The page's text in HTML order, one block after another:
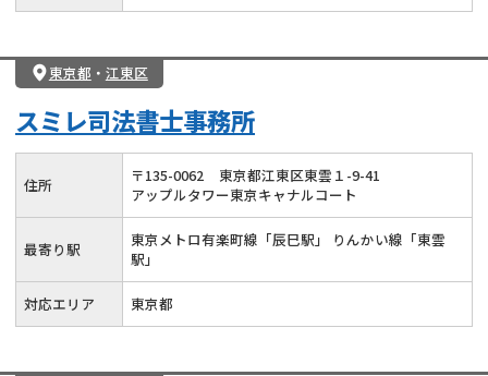
東京都 ・ 江東区
スミレ司法書士事務所
住所 〒135-0062
東京都江東区東雲１-9-41
アップルタワー東京キャナルコート
最寄り駅
東京メトロ有楽町線「辰巳駅」 りんかい線「東雲
駅」
対応エリア 東京都